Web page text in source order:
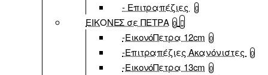
- Επιτραπέζιες 0
ΕΙΚΟΝΕΣ σε ΠΕΤΡΑ 0
-ΕικονόΠετρα 12cm 0
-Επιτραπέζιες Ακανόνιστες 0
-ΕικονόΠετρα 13cm 0